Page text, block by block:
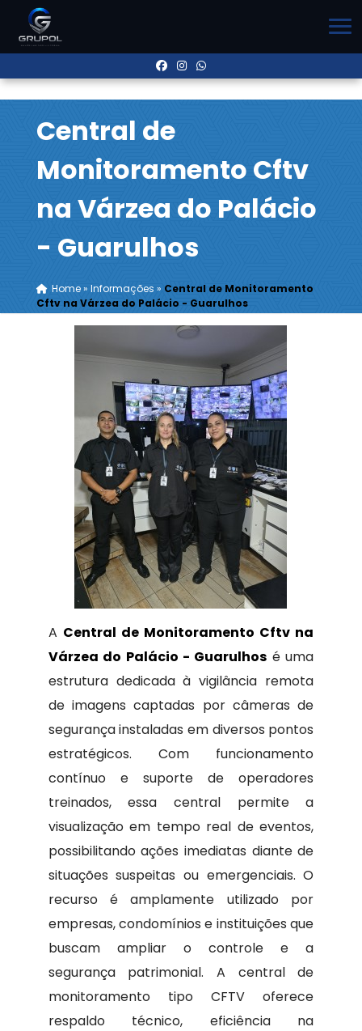
Central de
Monitoramento Cftv
na Várzea do Palácio
- Guarulhos
Home» Informações » Central de Monitoramento
Cftv na Várzea do Palácio - Guarulhos
A Central de Monitoramento Cftv na
Várzea do Palácio - Guarulhos é uma
estrutura dedicada à vigilância remota
de imagens captadas por câmeras de
segurança instaladas em diversos pontos
estratégicos. Com funcionamento
contínuo e suporte de operadores
treinados, essa central permite a
visualização em tempo real de eventos,
possibilitando ações imediatas diante de
situações suspeitas ou emergenciais. O
recurso é amplamente utilizado por
empresas, condomínios e instituições que
buscam ampliar o controle e a
segurança patrimonial. A central de
monitoramento tipo CFTV oferece
respaldo técnico, eficiência na